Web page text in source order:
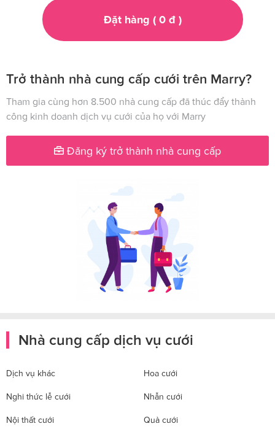
Đặt hàng ( 0đ )
Trở thành nhà cung cấp cưới trên Marry?
Tham gia cùng hơn 8.500 nhà cung cấp đã thúc đẩy thành
công kinh doanh dịch vụ cưới của họ với Marry
Đăng ký trở thành nhà cung cấp
Nhà cung cấp dịch vụ cưới
Dịch vụ khác Hoa cưới
Nghi thức lễ cưới Nhẫn cưới
Nội thất cưới Quà cưới